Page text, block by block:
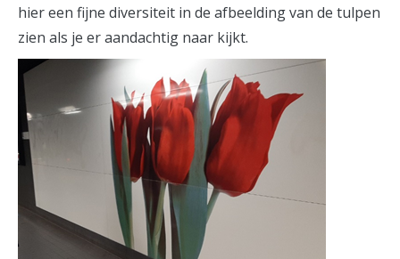
hier een fijne diversiteit in de afbeelding van de tulpen
zien als je er aandachtig naar kijkt.